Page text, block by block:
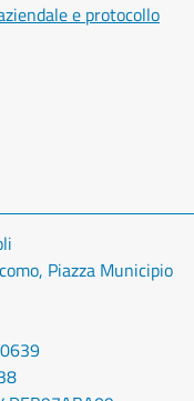
e protocollo
Piazza Municipio